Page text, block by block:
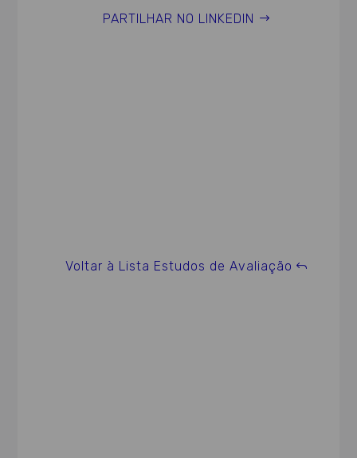
PARTILHAR NO LINKEDIN
Voltar à Lista Estudos de Avaliação